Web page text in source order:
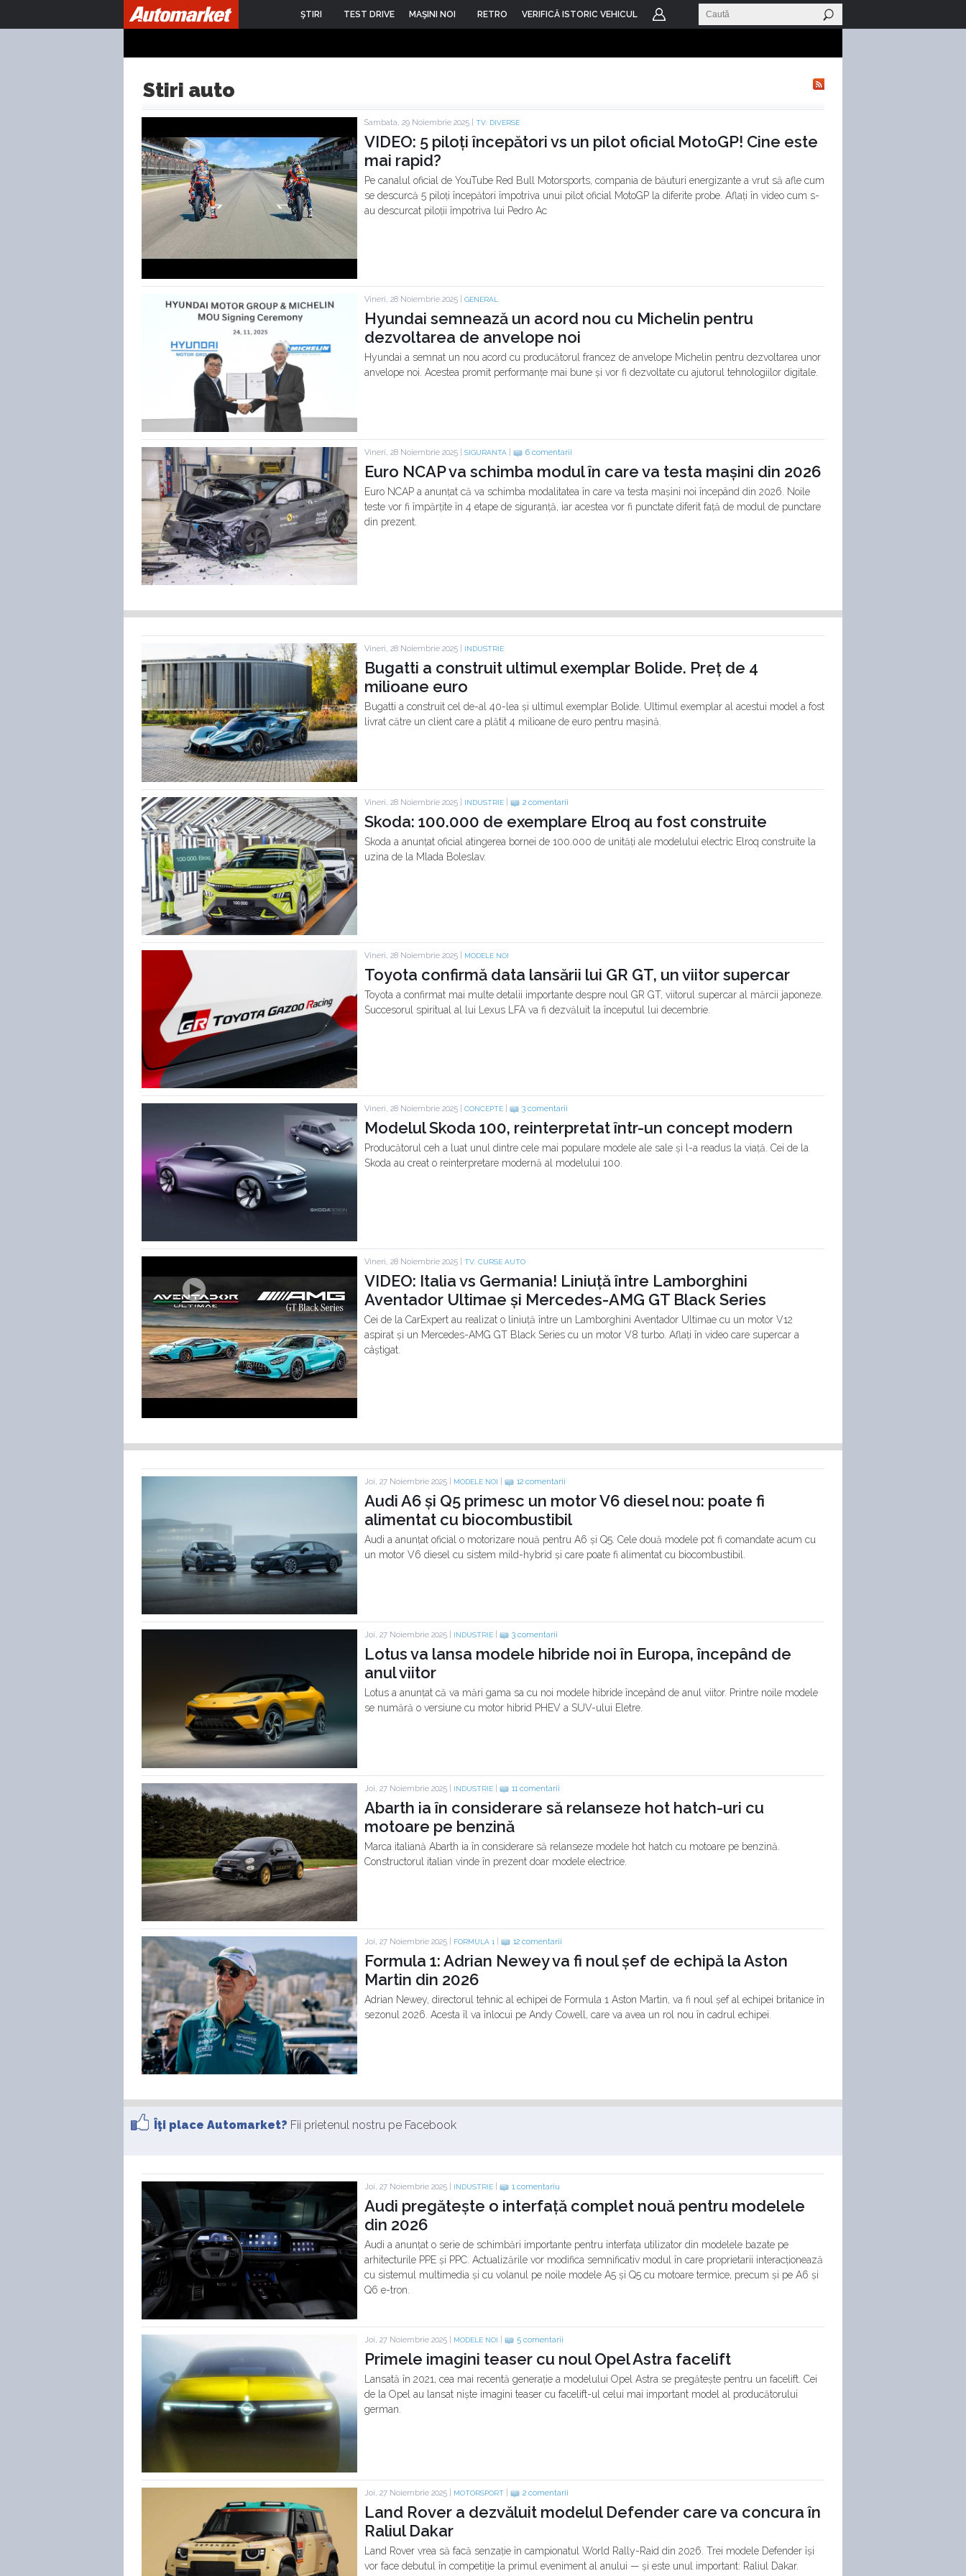
ŞTIRI TEST DRIVE MAŞINI NOI RETRO VERIFICĂ ISTORIC VEHICUL
Stiri auto
Sambata, 29 Noiembrie 2025 | TV: DIVERSE
VIDEO: 5 piloți începători vs un pilot oficial MotoGP! Cine este
mai rapid?
Pe canalul oficial de YouTube Red Bull Motorsports, compania de băuturi energizante a vrut să afle cum
se descurcă 5 piloți începători împotriva unui pilot oficial MotoGP la diferite probe. Aflați în video cum s-
au descurcat piloții împotriva lui Pedro Ac
Vineri, 28 Noiembrie 2025 | GENERAL
Hyundai semnează un acord nou cu Michelin pentru
dezvoltarea de anvelope noi
Hyundai a semnat un nou acord cu producătorul francez de anvelope Michelin pentru dezvoltarea unor
anvelope noi. Acestea promit performanțe mai bune și vor fi dezvoltate cu ajutorul tehnologiilor digitale.
Vineri, 28 Noiembrie 2025 | SIGURANTA 6 comentarii
Euro NCAP va schimba modul în care va testa mașini din 2026
Euro NCAP a anunțat că va schimba modalitatea în care va testa mașini noi începând din 2026. Noile
teste vor fi împărțite în 4 etape de siguranță, iar acestea vor fi punctate diferit față de modul de punctare
din prezent.
Vineri, 28 Noiembrie 2025 | INDUSTRIE
Bugatti a construit ultimul exemplar Bolide. Preț de 4
milioane euro
Bugatti a construit cel de-al 40-lea și ultimul exemplar Bolide. Ultimul exemplar al acestui model a fost
livrat către un client care a plătit 4 milioane de euro pentru mașină.
Vineri, 28 Noiembrie 2025 | INDUSTRIE 2 comentarii
Skoda: 100.000 de exemplare Elroq au fost construite
Skoda a anunțat oficial atingerea bornei de 100.000 de unități ale modelului electric Elroq construite la
uzina de la Mlada Boleslav.
Vineri, 28 Noiembrie 2025 | MODELE NOI
Toyota confirmă data lansării lui GR GT, un viitor supercar
Toyota a confirmat mai multe detalii importante despre noul GR GT, viitorul supercar al mărcii japoneze.
Succesorul spiritual al lui Lexus LFA va fi dezvăluit la începutul lui decembrie.
Vineri, 28 Noiembrie 2025 | CONCEPTE 3 comentarii
Modelul Skoda 100, reinterpretat într-un concept modern
Producătorul ceh a luat unul dintre cele mai populare modele ale sale și l-a readus la viață. Cei de la
Skoda au creat o reinterpretare modernă al modelului 100.
Vineri, 28 Noiembrie 2025 | TV: CURSE AUTO
VIDEO: Italia vs Germania! Liniuță între Lamborghini
Aventador Ultimae și Mercedes-AMG GT Black Series
Cei de la CarExpert au realizat o liniuță între un Lamborghini Aventador Ultimae cu un motor V12
aspirat și un Mercedes-AMG GT Black Series cu un motor V8 turbo. Aflați în video care supercar a
câștigat.
Joi, 27 Noiembrie 2025 | MODELE NOI 12 comentarii
Audi A6 și Q5 primesc un motor V6 diesel nou: poate fi
alimentat cu biocombustibil
Audi a anunțat oficial o motorizare nouă pentru A6 și Q5. Cele două modele pot fi comandate acum cu
un motor V6 diesel cu sistem mild-hybrid și care poate fi alimentat cu biocombustibil.
Joi, 27 Noiembrie 2025 | INDUSTRIE 3 comentarii
Lotus va lansa modele hibride noi în Europa, începând de
anul viitor
Lotus a anunțat că va mări gama sa cu noi modele hibride începând de anul viitor. Printre noile modele
se numără o versiune cu motor hibrid PHEV a SUV-ului Eletre.
Joi, 27 Noiembrie 2025 | INDUSTRIE 11 comentarii
Abarth ia în considerare să relanseze hot hatch-uri cu
motoare pe benzină
Marca italiană Abarth ia în considerare să relanseze modele hot hatch cu motoare pe benzină.
Constructorul italian vinde în prezent doar modele electrice.
Joi, 27 Noiembrie 2025 | FORMULA 1 12 comentarii
Formula 1: Adrian Newey va fi noul șef de echipă la Aston
Martin din 2026
Adrian Newey, directorul tehnic al echipei de Formula 1 Aston Martin, va fi noul șef al echipei britanice în
sezonul 2026. Acesta îl va înlocui pe Andy Cowell, care va avea un rol nou în cadrul echipei.
Îţi place Automarket? Fii prietenul nostru pe Facebook
Joi, 27 Noiembrie 2025 | INDUSTRIE 1 comentariu
Audi pregătește o interfață complet nouă pentru modelele
din 2026
Audi a anunțat o serie de schimbări importante pentru interfața utilizator din modelele bazate pe
arhitecturile PPE și PPC. Actualizările vor modifica semnificativ modul în care proprietarii interacționează
cu sistemul multimedia și cu volanul pe noile modele A5 și Q5 cu motoare termice, precum și pe A6 și
Q6 e-tron.
Joi, 27 Noiembrie 2025 | MODELE NOI 5 comentarii
Primele imagini teaser cu noul Opel Astra facelift
Lansată în 2021, cea mai recentă generație a modelului Opel Astra se pregătește pentru un facelift. Cei
de la Opel au lansat niște imagini teaser cu facelift-ul celui mai important model al producătorului
german.
Joi, 27 Noiembrie 2025 | MOTORSPORT 2 comentarii
Land Rover a dezvăluit modelul Defender care va concura în
Raliul Dakar
Land Rover vrea să facă senzație în campionatul World Rally-Raid din 2026. Trei modele Defender își
vor face debutul în competiție la primul eveniment al anului — și este unul important: Raliul Dakar.